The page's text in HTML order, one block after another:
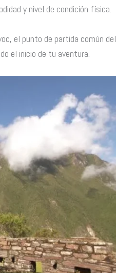
y nivel de condición física.
el punto de partida común del
el inicio de tu aventura.